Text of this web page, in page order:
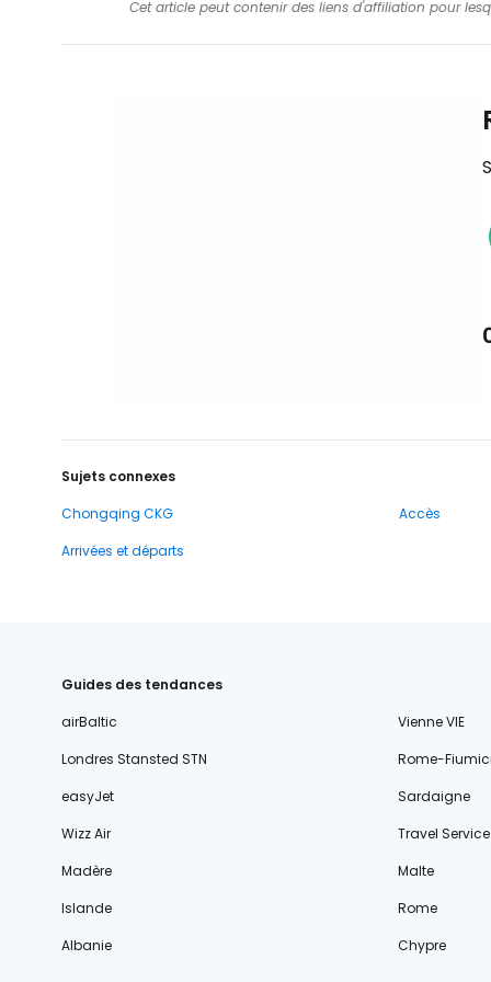
Cet article peut contenir des liens d'affiliation pour
Sujets connexes
Chongqing CKG
Accès
Arrivées et départs
Guides des tendances
airBaltic
Vienne VIE
Londres Stansted STN
Rome-
easyJet
Sardaigne
Wizz Air
Travel Service
Madère
Malte
Islande
Rome
Albanie
Chypre